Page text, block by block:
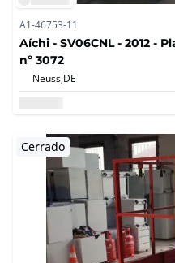
A1-46753-11
Aíchi - SV06CNL - 2012 -
nº 3072
Neuss,DE
Cerrado